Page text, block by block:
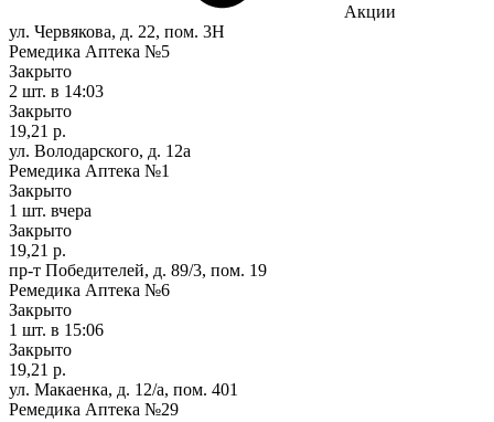
Акции
ул. Червякова, д. 22, пом. 3Н
Ремедика Аптека №5
Закрыто
2 шт. в 14:03
Закрыто
19,21 р.
ул. Володарского, д. 12а
Ремедика Аптека №1
Закрыто
1 шт. вчера
Закрыто
19,21 р.
пр-т Победителей, д. 89/3, пом. 19
Ремедика Аптека №6
Закрыто
1 шт. в 15:06
Закрыто
19,21 р.
ул. Макаенка, д. 12/а, пом. 401
Ремедика Аптека №29